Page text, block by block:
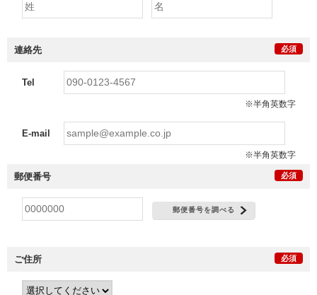
必須
連絡先
Tel
※半角英数字
E-mail
※半角英数字
必須
郵便番号
郵便番号を調べる
必須
ご住所